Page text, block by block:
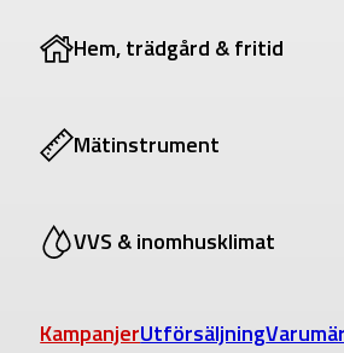
Hem, trädgård & fritid
Mätinstrument
VVS & inomhusklimat
KampanjerUtförsäljning